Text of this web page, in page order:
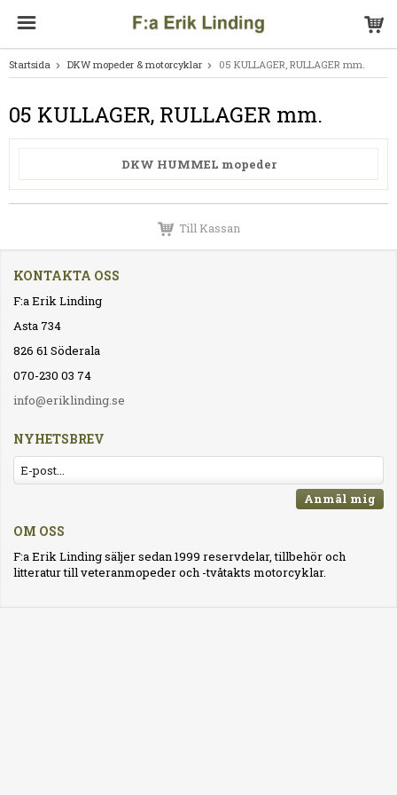
Startsida DKW mopeder & motorcyklar 05 KULLAGER, RULLAGER mm.
05 KULLAGER, RULLAGER mm.
DKW HUMMEL mopeder
Till Kassan
KONTAKTA OSS
F:a Erik Linding
Asta 734
826 61 Söderala
070-230 03 74
info@eriklinding.se
NYHETSBREV
Anmäl mig
OM OSS
F:a Erik Linding säljer sedan 1999 reservdelar, tillbehör och
litteratur till veteranmopeder och -tvåtakts motorcyklar.